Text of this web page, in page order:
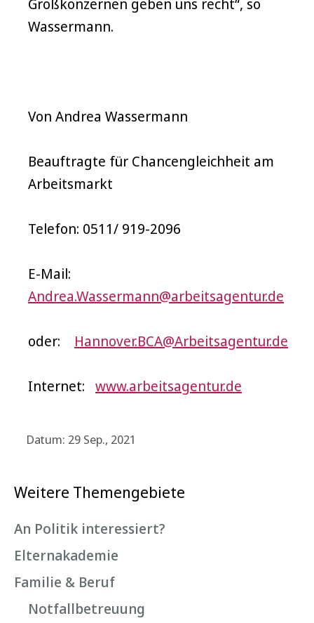
Großkonzernen geben uns recht“, so
Wassermann.
Von Andrea Wassermann
Beauftragte für Chancengleichheit am
Arbeitsmarkt
Telefon: 0511/ 919-2096
E-Mail:
Andrea.Wassermann@arbeitsagentur.de
oder: Hannover.BCA@Arbeitsagentur.de
Internet: www.arbeitsagentur.de
Datum: 29 Sep., 2021
Weitere Themengebiete
An Politik interessiert?
Elternakademie
Familie & Beruf
Notfallbetreuung